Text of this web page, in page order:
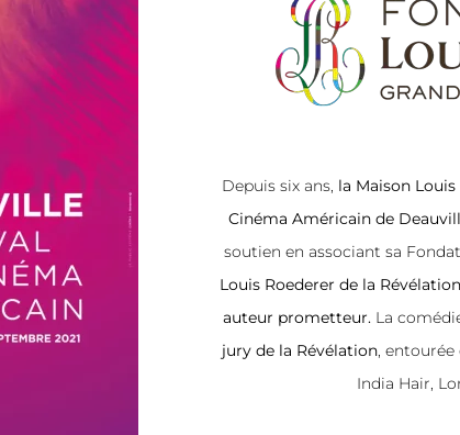
Depuis six ans, la Maison Louis
Cinéma Américain de
soutien en associant sa
Louis Roederer de la
auteur prometteur. La
jury de la Révélation, entourée
India Hair,